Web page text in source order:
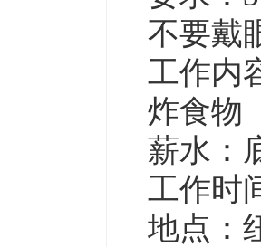
不要戴
工作内
炸食物
薪水：
工作时
地点：